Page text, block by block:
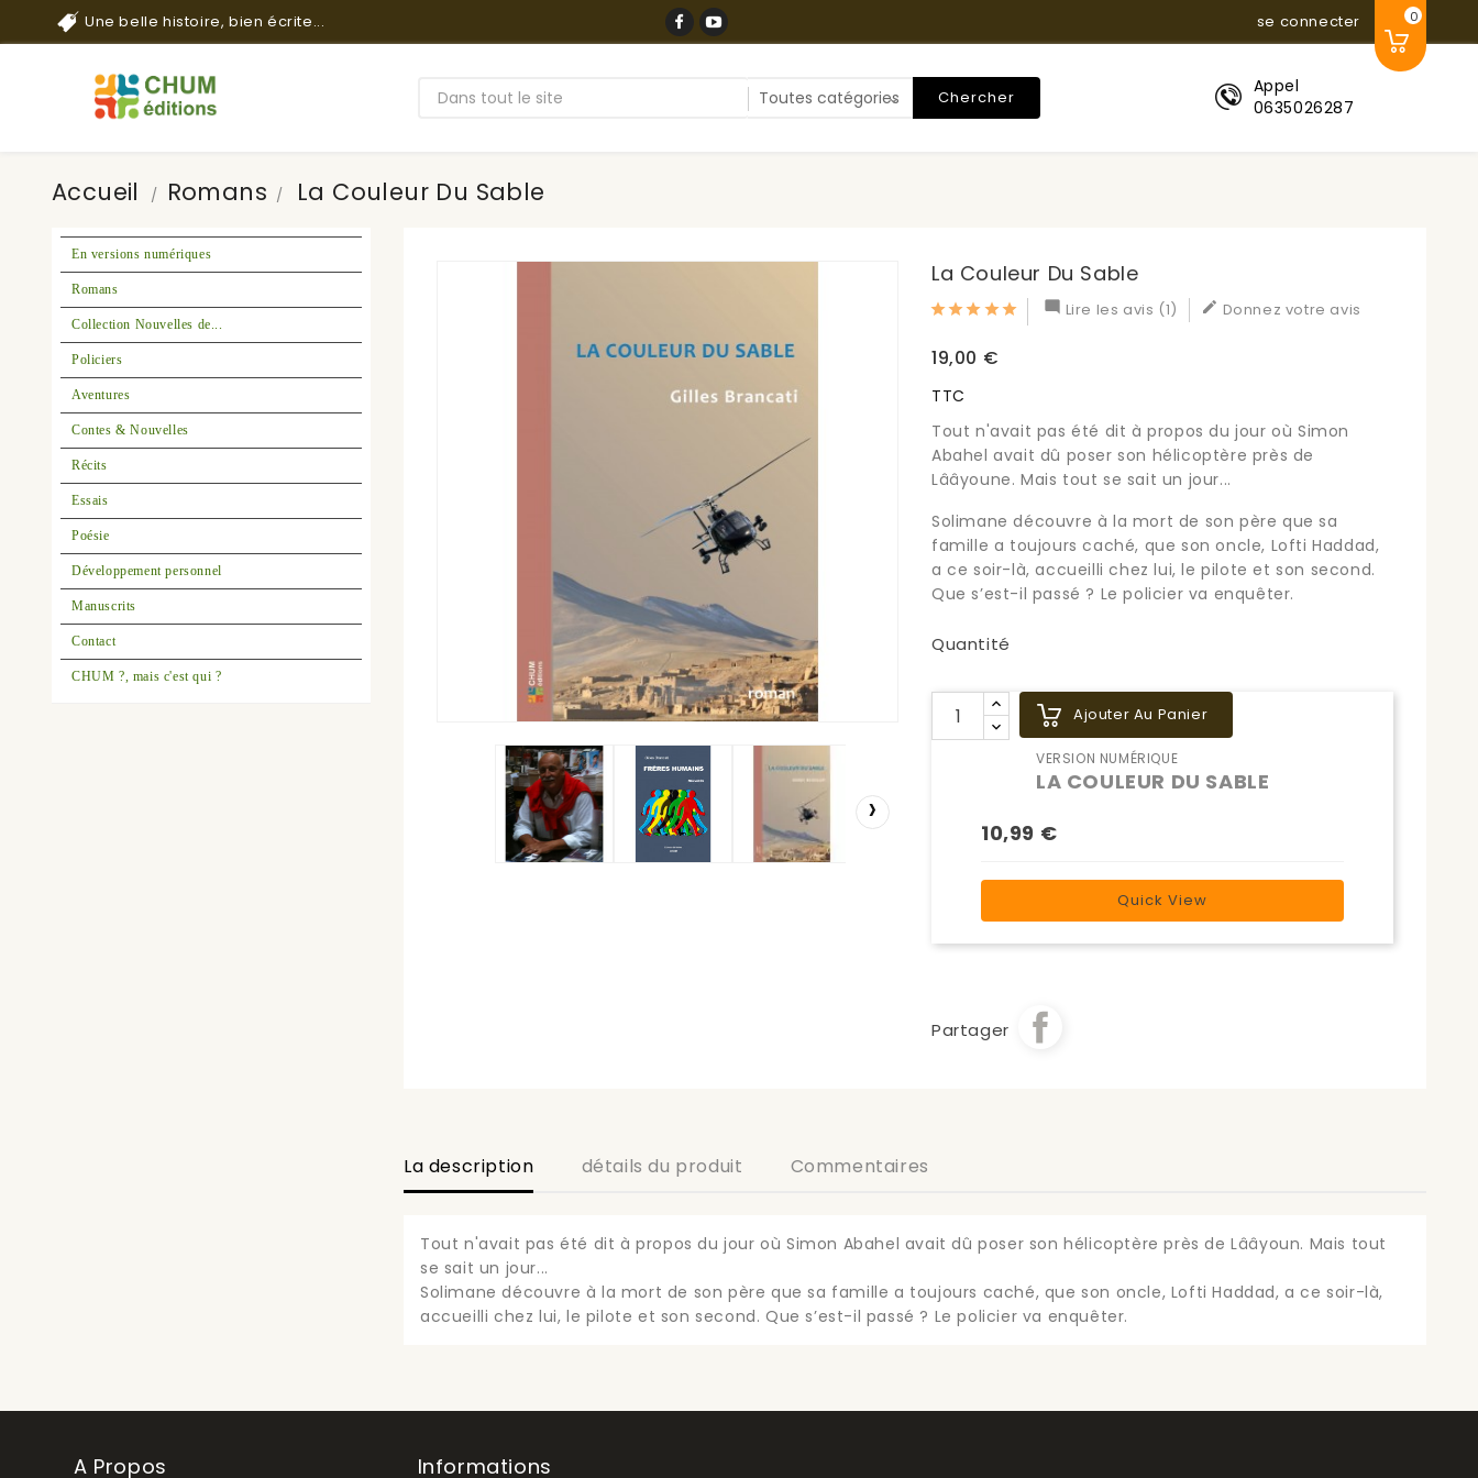
Une belle histoire, bien écrite... se connecter 0
Appel
0635026287
Chercher
Accueil Romans La Couleur Du Sable
En versions numériques
Romans
Collection Nouvelles de...
Policiers
Aventures
Contes & Nouvelles
Récits
Essais
Poésie
Développement personnel
Manuscrits
Contact
CHUM ?, mais c'est qui ?
›
La Couleur Du Sable
 Lire les avis (1)  Donnez votre avis
19,00 €
TTC
Tout n'avait pas été dit à propos du jour où Simon
Abahel avait dû poser son hélicoptère près de
Lââyoune. Mais tout se sait un jour...
Solimane découvre à la mort de son père que sa
famille a toujours caché, que son oncle, Lofti Haddad,
a ce soir-là, accueilli chez lui, le pilote et son second.
Que s’est-il passé ? Le policier va enquêter.
Quantité
Ajouter Au Panier
VERSION NUMÉRIQUE
LA COULEUR DU SABLE
10,99 €
Quick View
Partager
La description détails du produit Commentaires
Tout n'avait pas été dit à propos du jour où Simon Abahel avait dû poser son hélicoptère près de Lââyoun. Mais tout
se sait un jour...
Solimane découvre à la mort de son père que sa famille a toujours caché, que son oncle, Lofti Haddad, a ce soir-là,
accueilli chez lui, le pilote et son second. Que s’est-il passé ? Le policier va enquêter.
A Propos Informations